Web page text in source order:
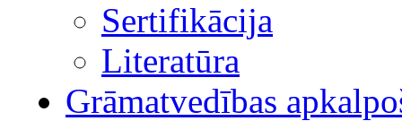
Sertifikācija
Literatūra
Grāmatvedības